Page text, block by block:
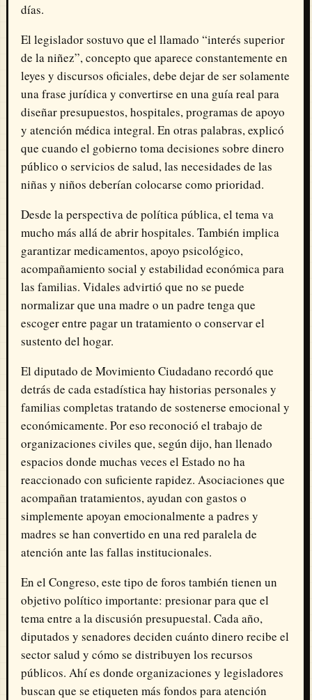
días.
El legislador sostuvo que el llamado “interés superior
de la niñez”, concepto que aparece constantemente en
leyes y discursos oficiales, debe dejar de ser solamente
una frase jurídica y convertirse en una guía real para
diseñar presupuestos, hospitales, programas de apoyo
y atención médica integral. En otras palabras, explicó
que cuando el gobierno toma decisiones sobre dinero
público o servicios de salud, las necesidades de las
niñas y niños deberían colocarse como prioridad.
Desde la perspectiva de política pública, el tema va
mucho más allá de abrir hospitales. También implica
garantizar medicamentos, apoyo psicológico,
acompañamiento social y estabilidad económica para
las familias. Vidales advirtió que no se puede
normalizar que una madre o un padre tenga que
escoger entre pagar un tratamiento o conservar el
sustento del hogar.
El diputado de Movimiento Ciudadano recordó que
detrás de cada estadística hay historias personales y
familias completas tratando de sostenerse emocional y
económicamente. Por eso reconoció el trabajo de
organizaciones civiles que, según dijo, han llenado
espacios donde muchas veces el Estado no ha
reaccionado con suficiente rapidez. Asociaciones que
acompañan tratamientos, ayudan con gastos o
simplemente apoyan emocionalmente a padres y
madres se han convertido en una red paralela de
atención ante las fallas institucionales.
En el Congreso, este tipo de foros también tienen un
objetivo político importante: presionar para que el
tema entre a la discusión presupuestal. Cada año,
diputados y senadores deciden cuánto dinero recibe el
sector salud y cómo se distribuyen los recursos
públicos. Ahí es donde organizaciones y legisladores
buscan que se etiqueten más fondos para atención